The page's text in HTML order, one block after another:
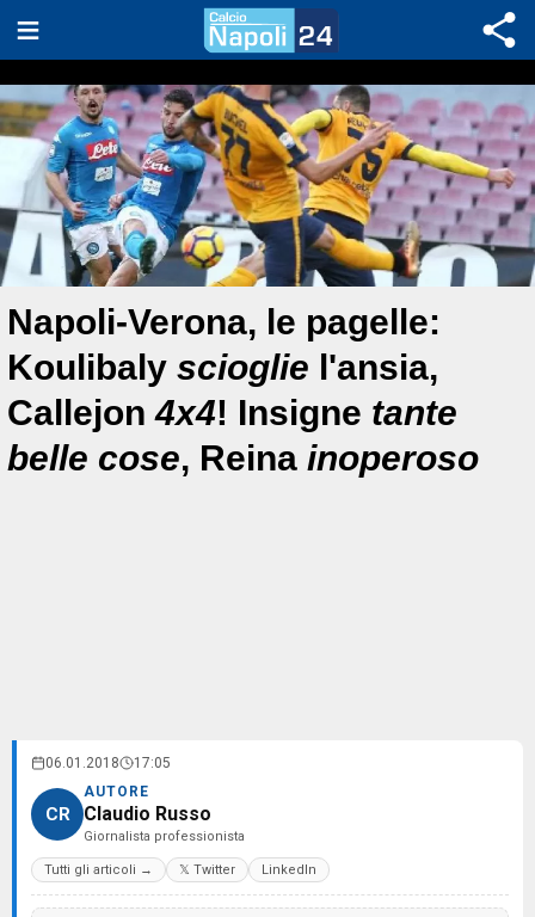
Napoli-Verona, le pagelle:
Koulibaly scioglie l'ansia,
Callejon4x4! Insigne tante
belle cose, Reina inoperoso
06.01.2018 17:05
CR
AUTORE
Claudio Russo
Giornalista professionista
Tutti gli articoli → 𝕏 Twitter LinkedIn